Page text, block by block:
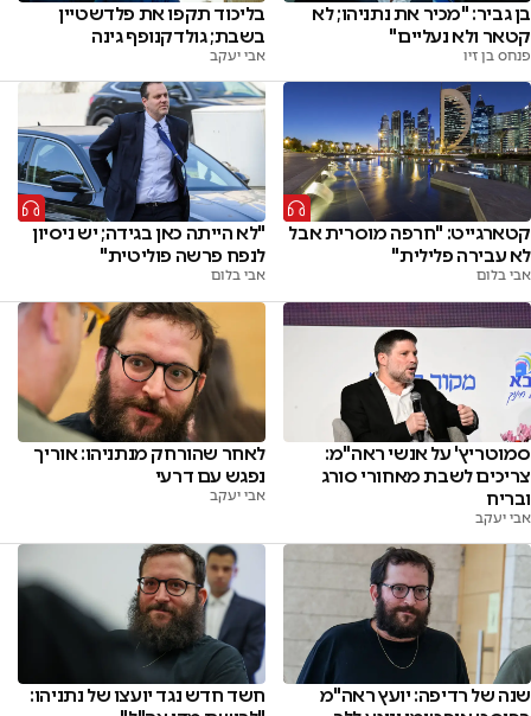
בן גביר: "מכיר את נתניהו; לא
קטאר ולא נעליים"
פנחס בן זיו
בליכוד תקפו את פלדשטיין
בשבת; גולדקנופף גינה
אבי יעקב
קטארגייט: "חרפה מוסרית אבל
לא עבירה פלילית"
אבי בלום
"לא הייתה כאן בגידה; יש ניסיון
לנפח פרשה פוליטית"
אבי בלום
סמוטריץ' על אנשי ראה"מ:
צריכים לשבת מאחורי סורג
ובריח
אבי יעקב
לאחר שהורחק מנתניהו: אוריך
נפגש עם דרעי
אבי יעקב
שנה של רדיפה: יועץ ראה"מ
חשד חדש נגד יועצו של נתניהו: